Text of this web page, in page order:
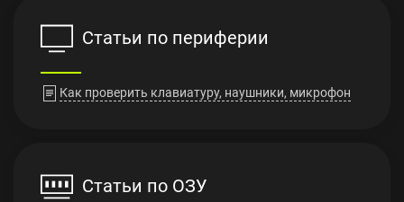
Статьи по периферии
Как проверить клавиатуру, наушники, микрофон
Статьи по ОЗУ